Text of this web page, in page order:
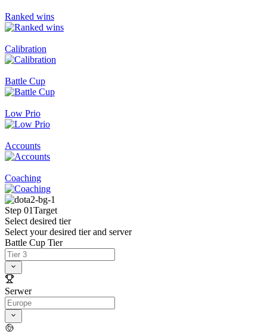
Ranked wins
Calibration
Battle Cup
Low Prio
Accounts
Coaching
Step 01Target
Select desired tier
Select your desired tier and server
Battle Cup Tier
Serwer